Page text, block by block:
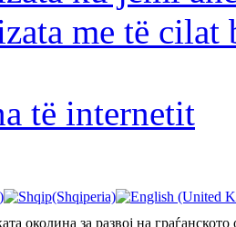
me të cilat
të internetit
околина за развој на